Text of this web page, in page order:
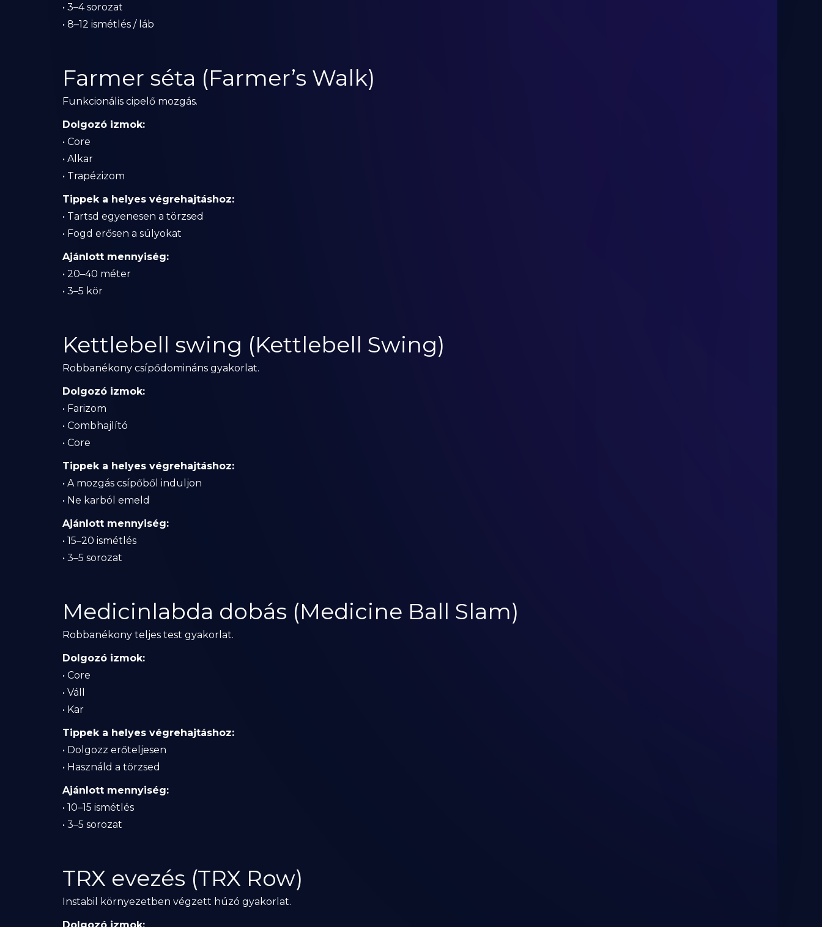
• 3–4 sorozat
• 8–12 ismétlés / láb
Farmer séta (Farmer’s Walk)
Funkcionális cipelő mozgás.
Dolgozó izmok:
• Core
• Alkar
• Trapézizom
Tippek a helyes végrehajtáshoz:
• Tartsd egyenesen a törzsed
• Fogd erősen a súlyokat
Ajánlott mennyiség:
• 20–40 méter
• 3–5 kör
Kettlebell swing (Kettlebell Swing)
Robbanékony csípődomináns gyakorlat.
Dolgozó izmok:
• Farizom
• Combhajlító
• Core
Tippek a helyes végrehajtáshoz:
• A mozgás csípőből induljon
• Ne karból emeld
Ajánlott mennyiség:
• 15–20 ismétlés
• 3–5 sorozat
Medicinlabda dobás (Medicine Ball Slam)
Robbanékony teljes test gyakorlat.
Dolgozó izmok:
• Core
• Váll
• Kar
Tippek a helyes végrehajtáshoz:
• Dolgozz erőteljesen
• Használd a törzsed
Ajánlott mennyiség:
• 10–15 ismétlés
• 3–5 sorozat
TRX evezés (TRX Row)
Instabil környezetben végzett húzó gyakorlat.